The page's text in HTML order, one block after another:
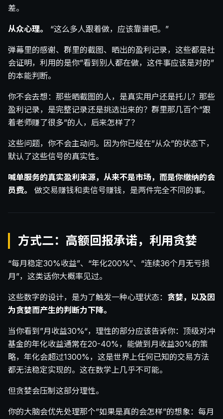
差。
从众心理。 “这么多人跟着做，应该靠谱吧。”
弹幕里的感谢、群里的截图、晒出的盈利记录，这些都是社
会证明，利用的是你”看到别人都在做，这件事应该是对的”
的本能判断。
你不会去想：那些晒截图的人，是真实用户还是托儿？那些
盈利记录，是完整记录还是挑选出来的？群里那几百个”跟
着老师赚了很多”的人，后来怎样了？
这些问题，你不会主动问。因为你已经在”从众”的状态下，
默认了这些信号的真实性。
喊单服务的真实盈利来源，从来不是市场，而是你缴纳的会
员费。
做交易赚钱和卖信号赚钱，是两件完全不同的事。
方式二：高额回报承诺，利用贪婪
“每月稳定30%收益”、“年化200%”、“连续36个月无亏损
月”，这类话你大概率见过。
这些数字的设计，是为了触发一种心理状态： 贪婪，以及因
为贪婪而产生的判断力下降。
当你看到”月收益30%“，理性的部分应该告诉你：顶级对冲
基金的年化收益通常在20-40%，能做到月收益30%的策
略，年化会超过1300%，这是世界上任何已知的交易方法
都无法稳定实现的。这在数学上几乎不可能。
但贪婪会压制这部分理性。
你的大脑会优先处理那个”如果是真的会怎样”的想象：每月